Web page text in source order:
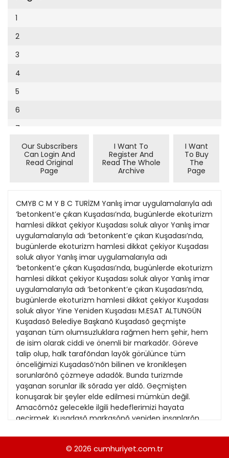
Cumhuriyet Sağlıklı Beslenme
Cumhuriyet Sokak
Cumhuriyet Spor
Cumhuriyet Strateji
Cumhuriyet Tarım
Cumhuriyet Yılbaşı
Çerçeve Eki
Dergi Eki
Ekonomi Eki
Evleniyoruz
Güney Dogu
Kitap Eki
Özel Ekler
Özel Okullar
Sevgililer Günü
Siyaset Eki
Sürdürülebilir yaşam
Turizm Eki
Yerel Yönetimler
1994
1991
1990
1989
1988
1987
1986
1985
1984
1983
1982
1981
1980
9
10
11
12
13
14
15
16
19
20
21
22
23
24
25
26
27
28
29
30
31
1
2
3
4
5
6
7
11
12
13
14
15
16
17
18
19
20
21
22
23
Our Subscribers
Can Login And
Read Original
Page
I Want To
Register And
Read The Whole
Archive
I Want
To Buy
The
Page
CMYB C M Y B C TURİZM Yanlış imar uygulamalarıyla adı
‘betonkent’e çıkan Kuşadası’nda, bugünlerde ekoturizm
hamlesi dikkat çekiyor Kuşadası soluk alıyor Yanlış imar
uygulamalarıyla adı ‘betonkent’e çıkan Kuşadası’nda,
bugünlerde ekoturizm hamlesi dikkat çekiyor Kuşadası
soluk alıyor Yanlış imar uygulamalarıyla adı
‘betonkent’e çıkan Kuşadası’nda, bugünlerde ekoturizm
hamlesi dikkat çekiyor Kuşadası soluk alıyor Yanlış imar
uygulamalarıyla adı ‘betonkent’e çıkan Kuşadası’nda,
bugünlerde ekoturizm hamlesi dikkat çekiyor Kuşadası
soluk alıyor Yine Yeniden Kuşadası M.ESAT ALTUNGÜN
Kuşadasõ Belediye Başkanõ Kuşadasõ geçmişte
yaşanan tüm olumsuzluklara rağmen hem şehir, hem
de isim olarak ciddi ve önemli bir markadõr. Göreve
talip olup, halk tarafõndan layõk görülünce tüm
önceliğimizi Kuşadasõ’nõn bilinen ve kronikleşen
sorunlarõnõ çözmeye adadõk. Bunda turizmde
yaşanan sorunlar ilk sõrada yer aldõ. Geçmişten
konuşarak bir şeyler elde edilmesi mümkün değil.
Amacõmõz gelecekle ilgili hedeflerimizi hayata
geçirmek. Kuşadasõ markasõnõ yeniden insanlarõn
bu sorunlarõ çözüyoruz. Enkaz ötesi bir belediye
devraldõk ama enkaz edebiyatõ ile geçirecek bir
© 2026 cumhuriyet.com.tr